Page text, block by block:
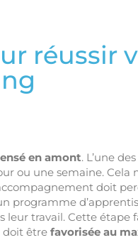
réussir
en amont. L’une
ou une semaine. Cela
doit
programme
leur travail. Cette étape
doit être favorisée au